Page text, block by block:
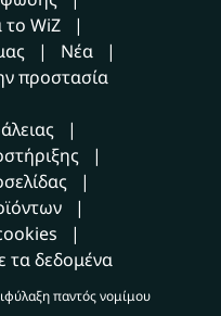
το WiZ
Νέα
προστασία
τα δεδομένα
παντός νομίμου